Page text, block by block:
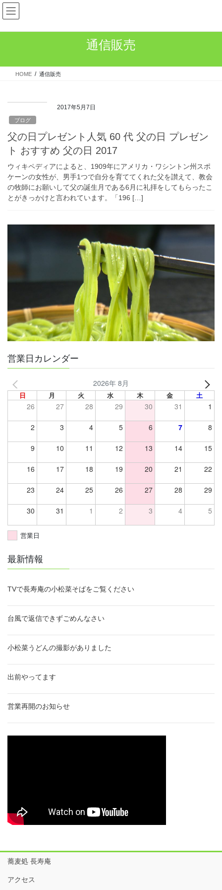
コ
ン
ス
ナ
ビ
ン
通信販売
HOME 通信販売
2017年5月7日
ブログ
父の日プレゼント人気 60 代 父の日 プレゼン
ト おすすめ 父の日 2017
ウィキペディアによると、1909年にアメリカ・ワシントン州スポ
ケーンの女性が、男手1つで自分を育ててくれた父を讃えて、教会
の牧師にお願いして父の誕生月である6月に礼拝をしてもらったこ
とがきっかけと言われています。「196 […]
営業日カレンダー
2026年 8月
日 月 火 水 木 金 土
26 27 28 29 30 31 1
2 3 4 5 6 7 8
9 10 11 12 13 14 15
16 17 18 19 20 21 22
23 24 25 26 27 28 29
30 31 1 2 3 4 5
営業日
最新情報
TVで長寿庵の小松菜そばをご覧ください
台風で返信できずごめんなさい
小松菜うどんの撮影がありました
出前やってます
営業再開のお知らせ
蕎麦処 長寿庵
アクセス